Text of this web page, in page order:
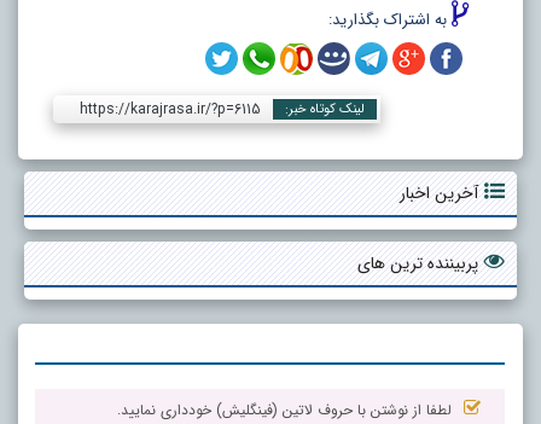
به اشتراک بگذارید:
لینک کوتاه خبر: https://karajrasa.ir/?p=6115
آخرین اخبار
پربیننده ترین های
لطفا از نوشتن با حروف لاتین (فینگلیش) خودداری نمایید.